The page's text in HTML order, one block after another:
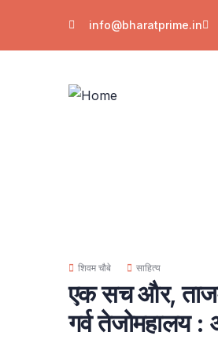
info@bharatprime.in
शिवम चौबे साहित्य
एक सच और,
गर्व तेजोमहालय :